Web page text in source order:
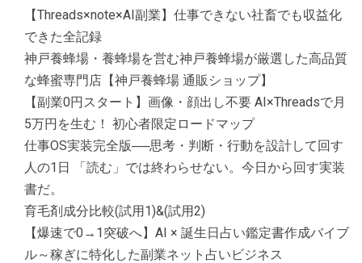
【Threads×note×AI副業】仕事できない社畜でも収益化
できた全記録
神戸養蜂場・養蜂場を営む神戸養蜂場が厳選した高品質
な蜂蜜専門店【神戸養蜂場 通販ショップ】
【副業0円スタート】画像・顔出し不要 AI×Threadsで月
5万円を生む！ 初心者限定ロードマップ
仕事OS実装完全版──思考・判断・行動を設計して回す
人の1日 「読む」では終わらせない。今日から回す実装
書だ。
育毛剤成分比較(試用1)&(試用2)
【爆速で0→1突破へ】AI × 誕生日占い鑑定書作成バイブ
ル～稼ぎに特化した副業ネット占いビジネス